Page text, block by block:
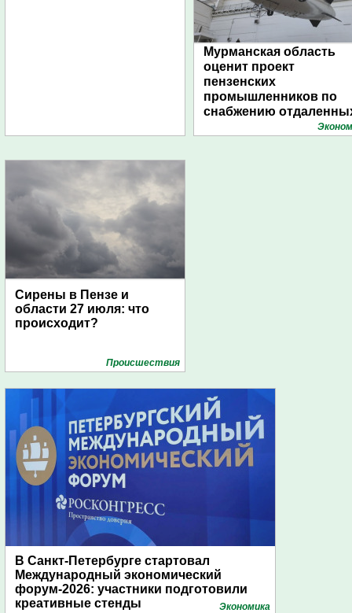
Мурманская область
оценит проект
пензенских
промышленников по
снабжению
поселений с помощью
Сирены в Пензе и
области 27 июля: что
происходит?
Проиcшествия
В Санкт-Петербурге стартовал
Международный экономический
форум-2026: участники подготовили
креативные стенды
Экономика